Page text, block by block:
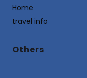
Home
travel info
Others